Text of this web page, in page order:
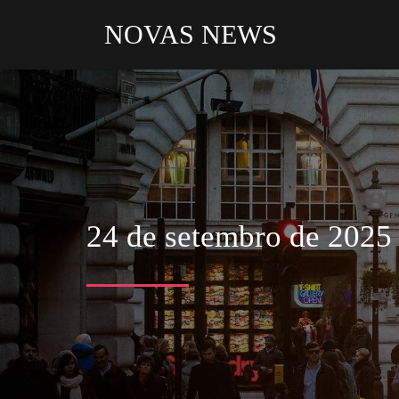
NOVAS NEWS
24 de setembro de 2025